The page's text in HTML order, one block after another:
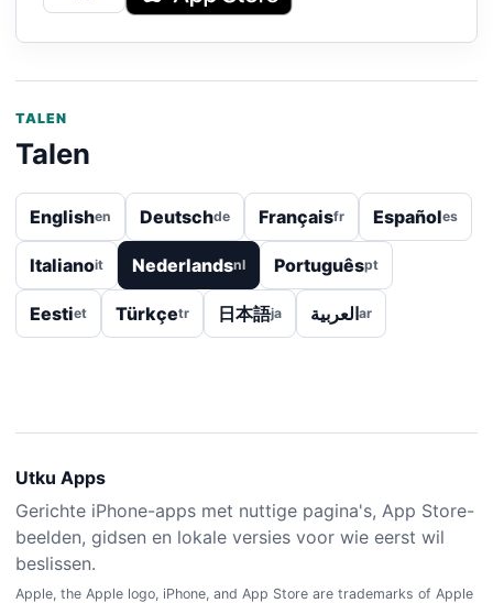
TALEN
Talen
Englishen Deutschde Françaisfr Españoles
Italianoit Nederlandsnl Portuguêspt
Eestiet Türkçetr 日本語ja العربيةar
Utku Apps
Gerichte iPhone-apps met nuttige pagina's, App Store-
beelden, gidsen en lokale versies voor wie eerst wil
beslissen.
Apple, the Apple logo, iPhone, and App Store are trademarks of Apple